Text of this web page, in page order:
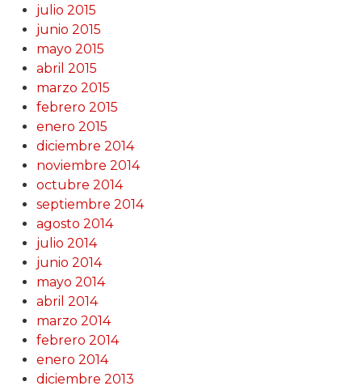
julio 2015
junio 2015
mayo 2015
abril 2015
marzo 2015
febrero 2015
enero 2015
diciembre 2014
noviembre 2014
octubre 2014
septiembre 2014
agosto 2014
julio 2014
junio 2014
mayo 2014
abril 2014
marzo 2014
febrero 2014
enero 2014
diciembre 2013